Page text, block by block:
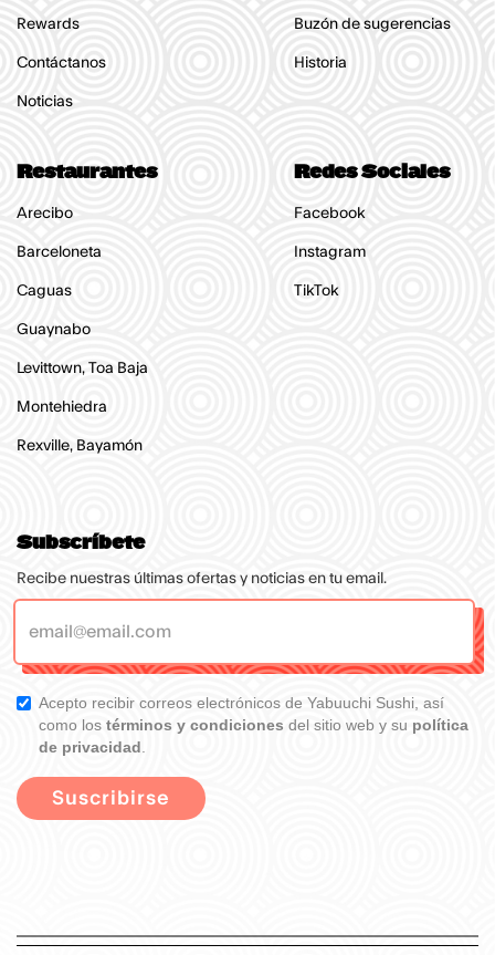
Rewards
Contáctanos
Noticias
Buzón de sugerencias
Historia
Restaurantes
Arecibo
Barceloneta
Caguas
Guaynabo
Levittown, Toa Baja
Montehiedra
Rexville, Bayamón
Redes Sociales
Facebook
Instagram
TikTok
Subscríbete
Recibe nuestras últimas ofertas y noticias en tu email.
Acepto recibir correos electrónicos de Yabuuchi Sushi, así
como los términos y condiciones del sitio web y su política
de privacidad